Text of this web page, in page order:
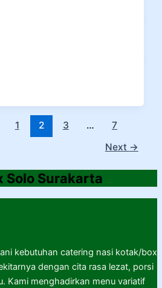
1 2 3 …
7
Next →
Solo Surakarta
kebutuhan catering nasi kotak/box
dengan cita rasa lezat, porsi
Kami menghadirkan menu variatif